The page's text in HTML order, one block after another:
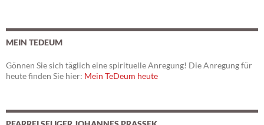
MEIN TEDEUM
Gönnen Sie sich täglich eine spirituelle Anregung! Die Anregung für
heute finden Sie hier: Mein TeDeum heute